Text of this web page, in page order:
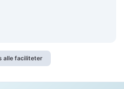
alle faciliteter